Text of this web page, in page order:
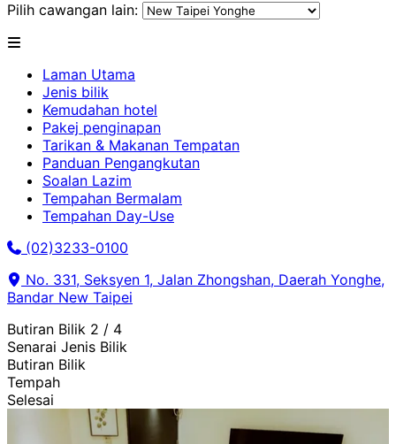
Pilih cawangan lain:
Laman Utama
Jenis bilik
Kemudahan hotel
Pakej penginapan
Tarikan & Makanan Tempatan
Panduan Pengangkutan
Soalan Lazim
Tempahan Bermalam
Tempahan Day-Use
(02)3233-0100
No. 331, Seksyen 1, Jalan Zhongshan, Daerah Yonghe,
Bandar New Taipei
Butiran Bilik 2 / 4
Senarai Jenis Bilik
Butiran Bilik
Tempah
Selesai